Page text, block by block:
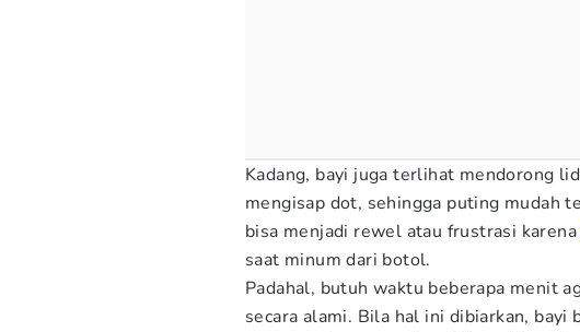
Kadang, bayi juga terlihat mendorong
mengisap dot, sehingga puting mudah
bisa menjadi rewel atau frustrasi
saat minum dari botol.
Padahal, butuh waktu beberapa menit
secara alami. Bila hal ini dibiarkan, bayi